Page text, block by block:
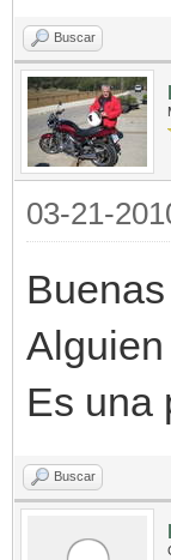
Buscar
03-21-
Es una
Buscar